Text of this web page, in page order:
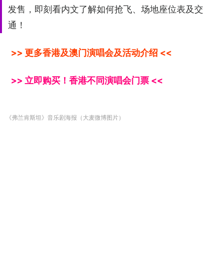
发售，即刻看内文了解如何抢飞、场地座位表及交
通！
>> 更多香港及澳门演唱会及活动介绍 <<
>> 立即购买！香港不同演唱会门票 <<
《弗兰肯斯坦》音乐剧海报（大麦微博图片）